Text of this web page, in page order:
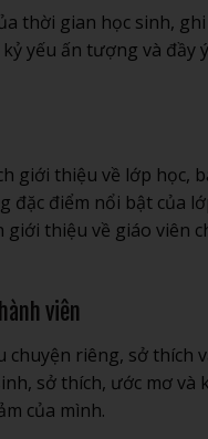
thời gian học sinh,
yếu ấn tượng và đầy
giới thiệu về lớp
đặc điểm nổi bật của
thiệu về giáo viên
viên
riêng, sở thích
sở thích, ước mơ
của mình.